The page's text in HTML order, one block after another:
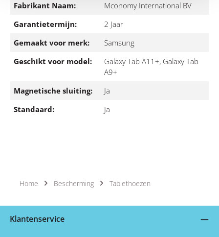
Fabrikant Naam:
Mconomy International BV
Garantietermijn:
2 Jaar
Gemaakt voor merk:
Samsung
Geschikt voor model:
Galaxy Tab A11+, Galaxy Tab
A9+
Magnetische sluiting:
Ja
Standaard:
Ja
Home Bescherming Tablethoezen
Klantenservice